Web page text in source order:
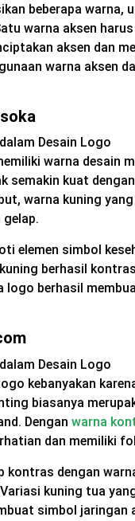
beberapa warna,
warna aksen
aksen dan
warna aksen
warna desain
semakin kuat
warna kuning yang
elemen simbol
berhasil
logo berhasil
kebanyakan
biasanya
Dengan warna
dan memiliki
dengan
kuning tua
simbol